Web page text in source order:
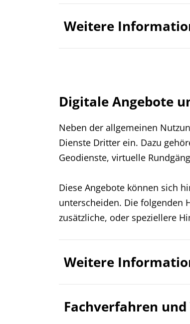
Weitere
Digitale Angebote
Neben der allgemeinen
Dienste Dritter ein. Dazu
Geodienste, virtuelle
Diese Angebote können sich
unterscheiden. Die folgenden
zusätzliche, oder speziellere
Weitere
Fachverfahren